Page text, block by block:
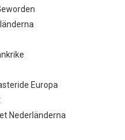
Europa
Nederländerna